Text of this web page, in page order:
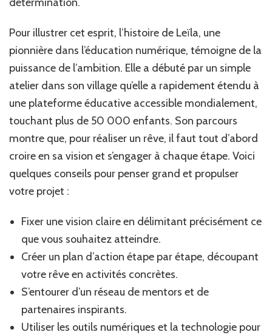
Pour illustrer cet esprit, l’histoire de Leïla, une
pionnière dans l’éducation numérique, témoigne de la
puissance de l’ambition. Elle a débuté par un simple
atelier dans son village qu’elle a rapidement étendu à
une plateforme éducative accessible mondialement,
touchant plus de 50 000 enfants. Son parcours
montre que, pour réaliser un rêve, il faut tout d’abord
croire en sa vision et s’engager à chaque étape. Voici
quelques conseils pour penser grand et propulser
votre projet :
Fixer une vision claire en délimitant précisément ce
que vous souhaitez atteindre.
Créer un plan d’action étape par étape, découpant
votre rêve en activités concrètes.
S’entourer d’un réseau de mentors et de
partenaires inspirants.
Utiliser les outils numériques et la technologie pour